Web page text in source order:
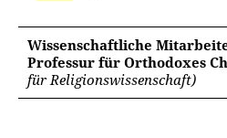
Wissenschaftliche
Professur für Orthodoxes
für Religionswissenschaft)